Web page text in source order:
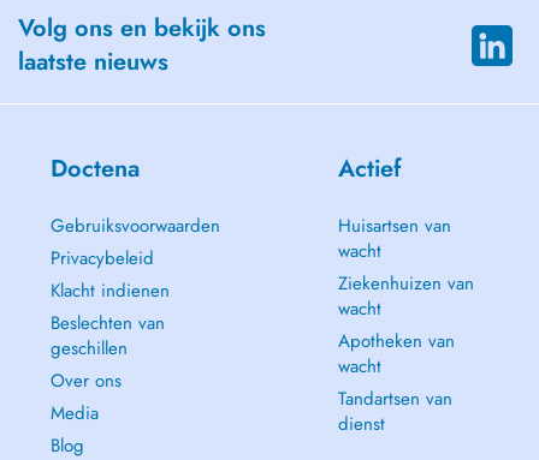
Volg ons en bekijk ons
laatste nieuws
Doctena
Gebruiksvoorwaarden
Privacybeleid
Klacht indienen
Beslechten van
geschillen
Over ons
Media
Blog
Actief
Huisartsen van
wacht
Ziekenhuizen van
wacht
Apotheken van
wacht
Tandartsen van
dienst